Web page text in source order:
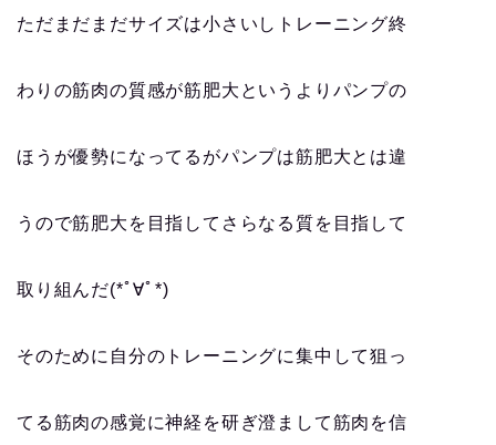
ただまだまだサイズは小さいしトレーニング終
わりの筋肉の質感が筋肥大というよりパンプの
ほうが優勢になってるがパンプは筋肥大とは違
うので筋肥大を目指してさらなる質を目指して
取り組んだ(*ﾟ∀ﾟ*)
そのために自分のトレーニングに集中して狙っ
てる筋肉の感覚に神経を研ぎ澄まして筋肉を信